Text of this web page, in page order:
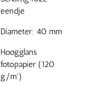
eendje
Diameter: 40 mm
Hoogglans
fotopapier (120
g/m²)